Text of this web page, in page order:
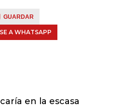
GUARDAR
A WHATSAPP
en la escasa